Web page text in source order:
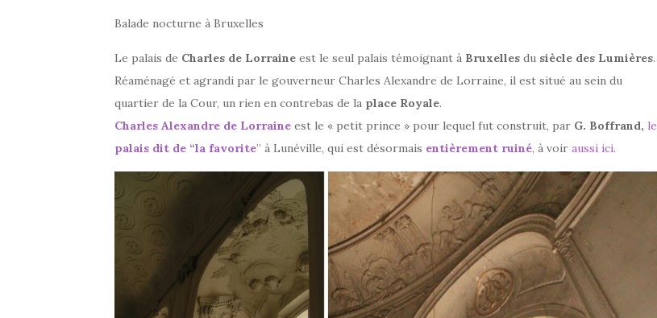
Balade nocturne à Bruxelles
Le palais de Charles de Lorraine est le seul palais témoignant à Bruxelles du siècle des Lumières.
Réaménagé et agrandi par le gouverneur Charles Alexandre de Lorraine, il est situé au sein du
quartier de la Cour, un rien en contrebas de la place Royale.
Charles Alexandre de Lorraine est le « petit prince » pour lequel fut construit, par G. Boffrand, le
palais dit de “la favorite” à Lunéville, qui est désormais entièrement ruiné, à voir aussi ici.